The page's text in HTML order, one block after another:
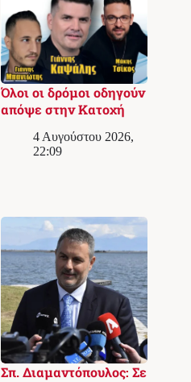
Όλοι οι δρόμοι οδηγούν
απόψε στην Κατοχή
4 Αυγούστου 2026,
22:09
Σπ. Διαμαντόπουλος: Σε